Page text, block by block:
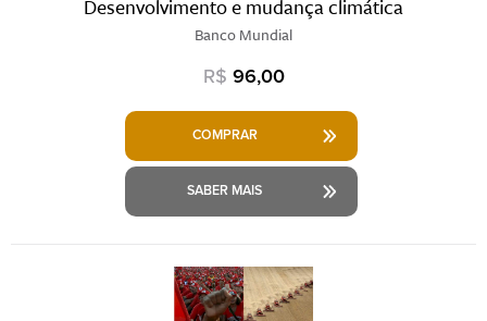
Desenvolvimento e mudança climática
Banco Mundial
R$ 96,00
COMPRAR
SABER MAIS